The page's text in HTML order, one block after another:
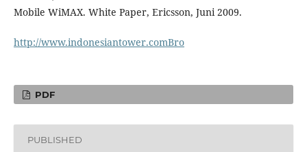
Mobile WiMAX. White Paper, Ericsson, Juni 2009.
http://www.indonesiantower.comBro
PDF
PUBLISHED